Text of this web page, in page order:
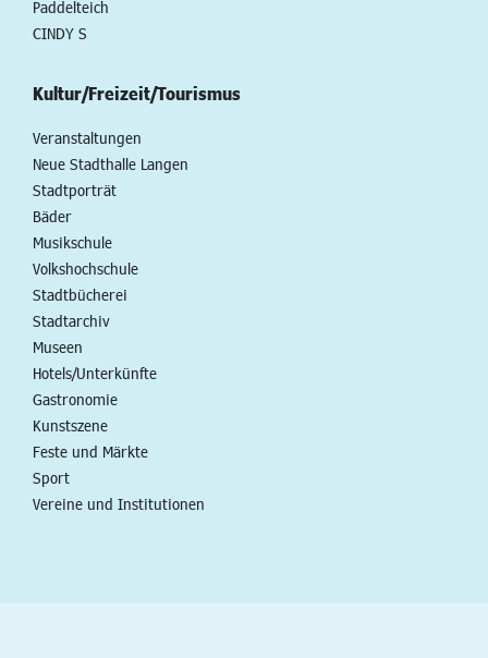
Paddelteich
CINDY S
Kultur/Freizeit/Tourismus
Veranstaltungen
Neue Stadthalle Langen
Stadtporträt
Bäder
Musikschule
Volkshochschule
Stadtbücherei
Stadtarchiv
Museen
Hotels/Unterkünfte
Gastronomie
Kunstszene
Feste und Märkte
Sport
Vereine und Institutionen